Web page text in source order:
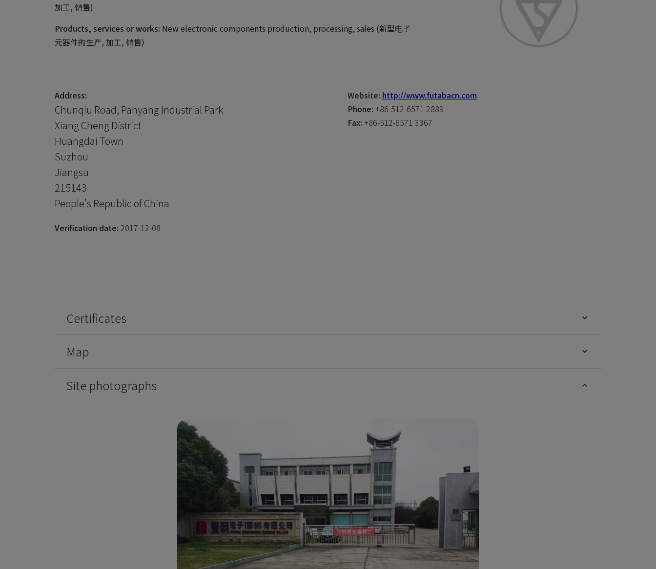
加工, 销售)
Products, services or works: New electronic components production, processing, sales (新型电子
元器件的生产, 加工, 销售)
Address:
Chunqiu Road, Panyang Industrial Park
Xiang Cheng District
Huangdai Town
Suzhou
Jiangsu
215143
People's Republic of China
Verification date: 2017-12-08
Website: http://www.futabacn.com
Phone: +86-512-6571 2889
Fax: +86-512-6571 3367
Certificates
Map
Site photographs